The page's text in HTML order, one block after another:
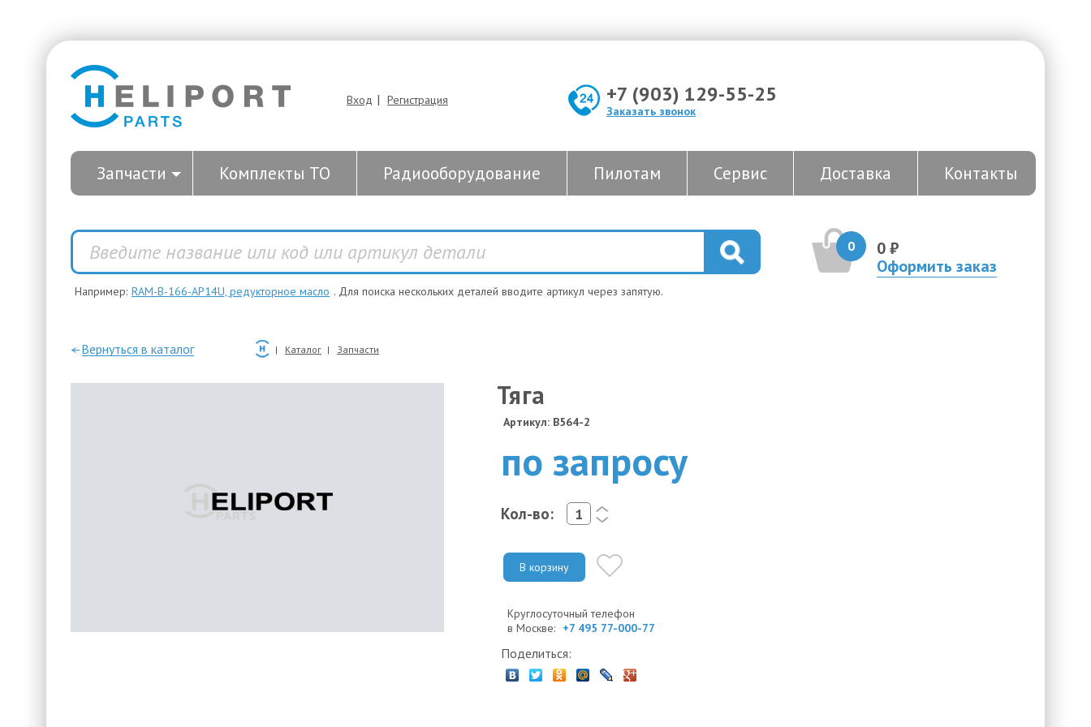
Вход | Регистрация +7 (903) 129-55-25
Заказать звонок
Запчасти Комплекты ТО Радиооборудование Пилотам Сервис Доставка Контакты
0
0 ₽
Оформить заказ
Например: RAM-B-166-AP14U, редукторное масло . Для поиска нескольких деталей вводите артикул через запятую.
—Вернуться в каталог Каталог Запчасти
Тяга
Артикул: B564-2
по запросу
Кол-во:
<
>
В корзину
Круглосуточный телефон
в Москве: +7 495 77-000-77
Поделиться: